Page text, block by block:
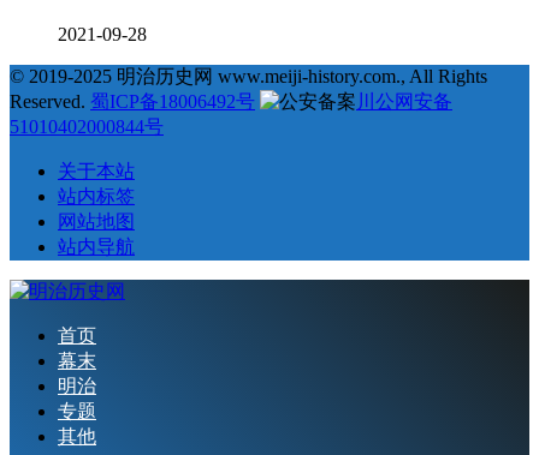
2021-09-28
© 2019-2025 明治历史网 www.meiji-history.com., All Rights
Reserved. 蜀ICP备18006492号
川公网安备
51010402000844号
关于本站
站内标签
网站地图
站内导航
首页
幕末
明治
专题
其他